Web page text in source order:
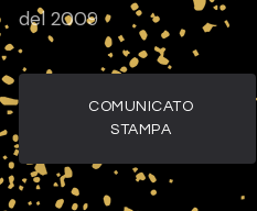
del 2009
COMUNICATO
STAMPA